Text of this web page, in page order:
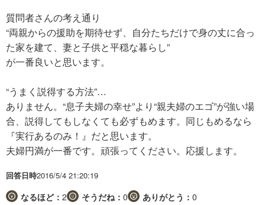
質問者さんの考え通り
“両親からの援助を期待せず、自分たちだけで身の丈に合っ
た家を建て、妻と子供と平穏な暮らし”
が一番良いと思います。
“うまく説得する方法”…
ありません。“息子夫婦の幸せ”より“親夫婦のエゴ”が強い場
合、説得してもしなくても必ずもめます。同じもめるなら
『実行あるのみ！』だと思います。
夫婦円満が一番です。頑張ってください。応援します。
回答日時2016/5/4 21:20:19
なるほど： 2 そうだね： 0 ありがとう： 0